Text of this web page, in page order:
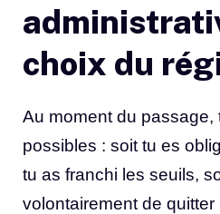
choix du
Au moment du passage,
possibles : soit tu es
tu as franchi les seuils,
volontairement de